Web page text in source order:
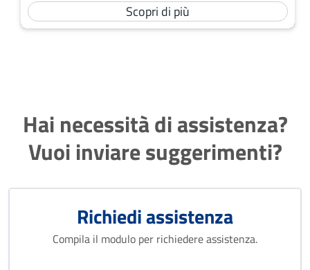
Scopri di più
Hai necessità di assistenza?
Vuoi inviare suggerimenti?
Richiedi assistenza
Compila il modulo per richiedere assistenza.